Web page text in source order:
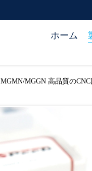
ホーム
MGMN/MGGN 高品質の